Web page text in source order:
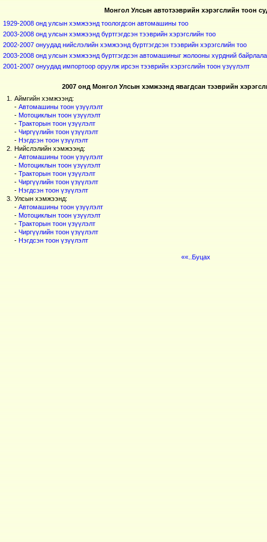
Монгол Улсын автотээврийн хэрэгслийн тоон
1929-2008 онд улсын хэмжээнд тоологдсон автомашины тоо
2003-2008 онд улсын хэмжээнд бүртгэгдсэн тээврийн хэрэгслийн тоо
2002-2007 онуудад нийслэлийн хэмжээнд бүртгэгдсэн тээврийн хэрэгслийн тоо
2003-2008 онд улсын хэмжээнд бүртгэгдсэн автомашиныг жолооны хүрдний
2001-2007 онуудад импортоор оруулж ирсэн тээврийн хэрэгслийн тоон үзүүлэлт
2007 онд Монгол Улсын хэмжээнд явагдсан тээврийн
1. Аймгийн хэмжээнд:
-Автомашины тоон үзүүлэлт
-Мотоциклын тоон үзүүлэлт
-Тракторын тоон үзүүлэлт
-Чиргүүлийн тоон үзүүлэлт
-Нэгдсэн тоон үзүүлэлт
2. Нийслэлийн хэмжээнд:
-Автомашины тоон үзүүлэлт
-Мотоциклын тоон үзүүлэлт
-Тракторын тоон үзүүлэлт
-Чиргүүлийн тоон үзүүлэлт
-Нэгдсэн тоон үзүүлэлт
3. Улсын хэмжээнд:
-Автомашины тоон үзүүлэлт
-Мотоциклын тоон үзүүлэлт
-Тракторын тоон үзүүлэлт
-Чиргүүлийн тоон үзүүлэлт
-Нэгдсэн тоон үзүүлэлт
««..Буцах